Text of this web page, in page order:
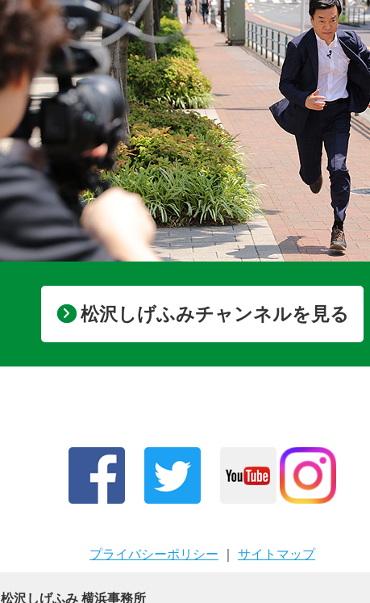
松沢しげふみチャンネルを見る
プライバシーポリシー サイトマップ
松沢しげふみ 横浜事務所